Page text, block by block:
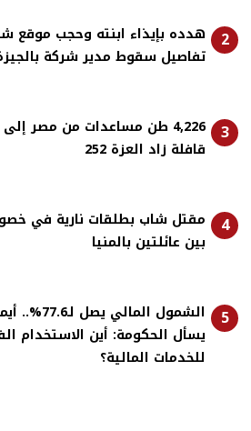
2
هدده بإيذاء ابنته وحجب موقع
تفاصيل سقوط مدير شركة
3
4,226 طن مساعدات من مصر
قافلة زاد العزة 252
4
مقتل شاب بطلقات نارية في
بين عائلتين بالمنيا
5
الشمول المالي
يسأل الحكومة: أين الاستخدام
للخدمات المالية؟